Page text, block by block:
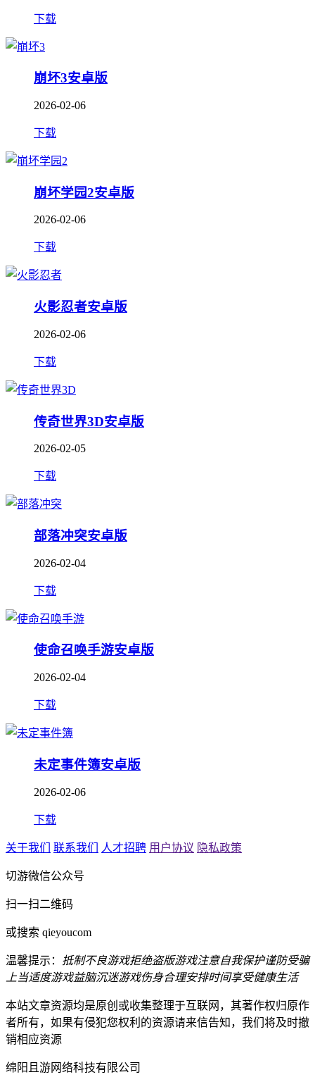
下载
崩坏3安卓版
2026-02-06
下载
崩坏学园2安卓版
2026-02-06
下载
火影忍者安卓版
2026-02-06
下载
传奇世界3D安卓版
2026-02-05
下载
部落冲突安卓版
2026-02-04
下载
使命召唤手游安卓版
2026-02-04
下载
未定事件簿安卓版
2026-02-06
下载
关于我们 联系我们 人才招聘 用户协议 隐私政策
切游微信公众号
扫一扫二维码
或搜索 qieyoucom
温馨提示： 抵制不良游戏拒绝盗版游戏注意自我保护谨防受骗
上当适度游戏益脑沉迷游戏伤身合理安排时间享受健康生活
本站文章资源均是原创或收集整理于互联网，其著作权归原作
者所有，如果有侵犯您权利的资源请来信告知，我们将及时撤
销相应资源
绵阳且游网络科技有限公司